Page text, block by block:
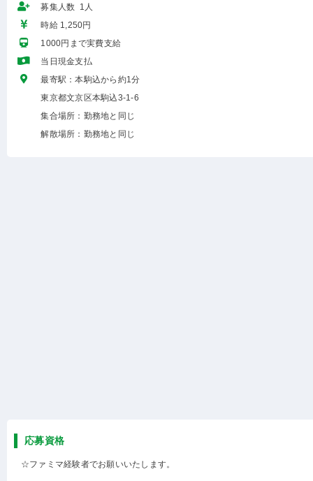
募集人数 1人
時給 1,250円
1000円まで実費支給
当日現金支払
最寄駅：本駒込から約1分
東京都文京区本駒込3-1-6
集合場所：勤務地と同じ
解散場所：勤務地と同じ
応募資格
☆ファミマ経験者でお願いいたします。